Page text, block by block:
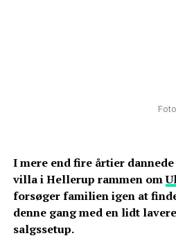
I mere end fire årtier
villa i Hellerup rammen om
forsøger familien igen at
denne gang med en lidt
salgssetup.